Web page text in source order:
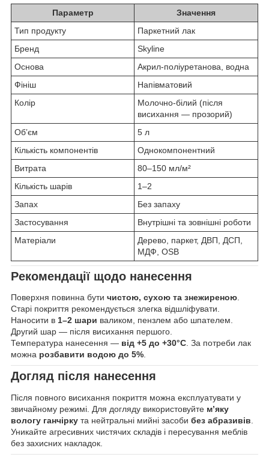
Параметр
Значення
Тип продукту
Паркетний лак
Бренд
Skyline
Основа
Акрил-поліуретанова, водна
Фініш
Напівматовий
Колір
Молочно-білий (після
висихання — прозорий)
Обʼєм
5 л
Кількість компонентів
Однокомпонентний
Витрата
80–150 мл/м²
Кількість шарів
1–2
Запах
Без запаху
Застосування
Внутрішні та зовнішні роботи
Матеріали
Дерево, паркет, ДВП, ДСП,
МДФ, OSB
Рекомендації щодо нанесення
Поверхня повинна бути чистою, сухою та знежиреною.
Старі покриття рекомендується злегка відшліфувати.
Наносити в 1–2 шари валиком, пензлем або шпателем.
Другий шар — після висихання першого.
Температура нанесення — від +5 до +30°C. За потреби лак
можна розбавити водою до 5%.
Догляд після нанесення
Після повного висихання покриття можна експлуатувати у
звичайному режимі. Для догляду використовуйте м’яку
вологу ганчірку та нейтральні мийні засоби без абразивів
Уникайте агресивних чистячих складів і пересування меблів
без захисних накладок.